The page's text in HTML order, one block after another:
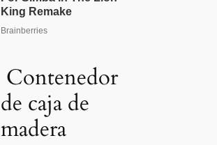
Contenedor
de caja de
madera